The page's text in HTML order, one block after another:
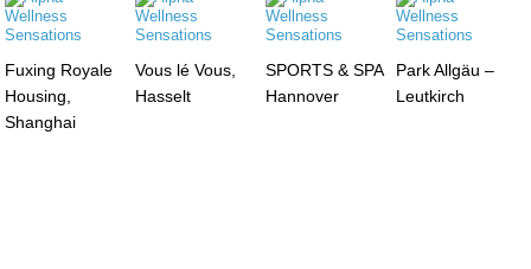
Fuxing Royale
Housing,
Shanghai
Vous lé Vous,
Hasselt
SPORTS & SPA
Hannover
Park Allgäu –
Leutkirch